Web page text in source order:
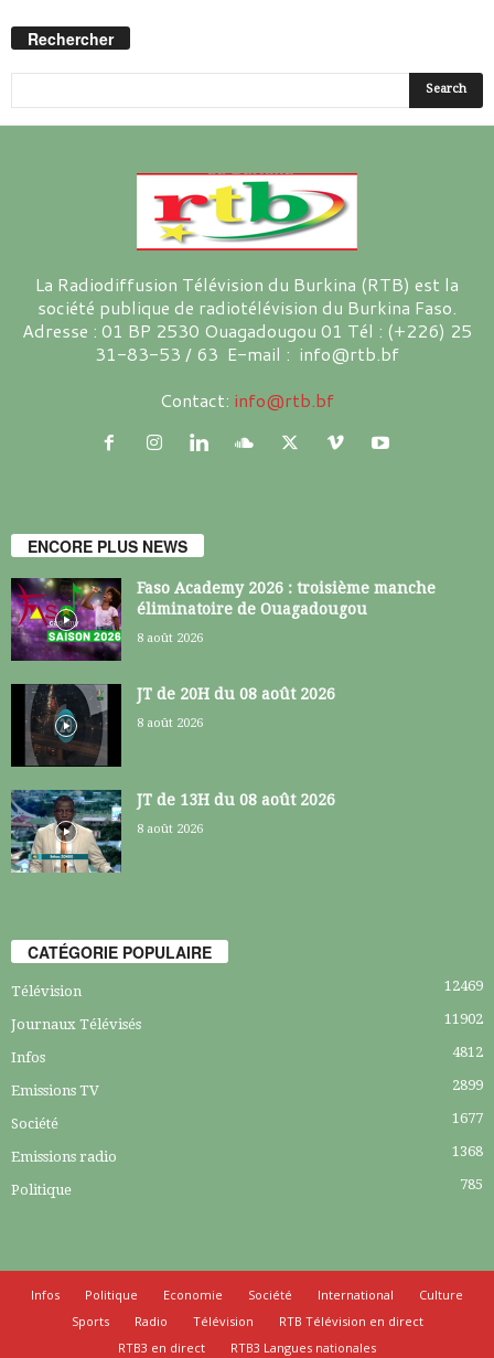
Rechercher
La Radiodiffusion Télévision du Burkina (RTB) est la
société publique de radiotélévision du Burkina Faso.
Adresse : 01 BP 2530 Ouagadougou 01 Tél : (+226) 25
31-83-53 / 63 E-mail : info@rtb.bf
Contact: info@rtb.bf
ENCORE PLUS NEWS
Faso Academy 2026 : troisième manche
éliminatoire de Ouagadougou
8 août 2026
JT de 20H du 08 août 2026
8 août 2026
JT de 13H du 08 août 2026
8 août 2026
CATÉGORIE POPULAIRE
Télévision 12469
Journaux Télévisés 11902
Infos 4812
Emissions TV 2899
Société 1677
Emissions radio 1368
Politique 785
Infos Politique Economie Société International
Culture
Sports
Radio Télévision
RTB Télévision en direct
RTB3 en direct
RTB3 Langues nationales